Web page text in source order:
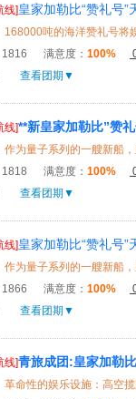
线]皇家加勒比“赞礼号
1816 满意度： 100%
查看团期▼
线]**新皇家加勒比”赞
1818 满意度： 100%
查看团期▼
线]皇家加勒比“赞礼号
1866 满意度： 100%
查看团期▼
线]青旅成团:皇家加勒
天自由活动）
革命性的娱乐设施：高空揽